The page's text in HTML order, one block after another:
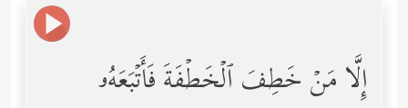
إِلَّا مَنۡ خَطِفَ ٱلۡخَطۡفَةَ فَأَتۡبَعَهُۥ